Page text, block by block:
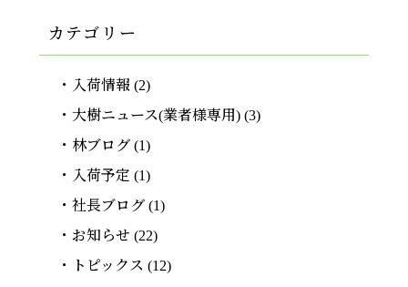
カテゴリー
入荷情報 (2)
大樹ニュース(業者様専用)(3)
林ブログ(1)
入荷予定 (1)
社長ブログ(1)
お知らせ (22)
トピックス (12)